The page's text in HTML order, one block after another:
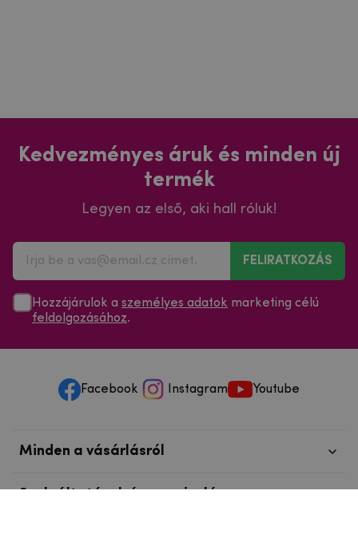
Kedvezményes áruk és minden új
termék
Legyen az első, aki hall róluk!
FELIRATKOZÁS
Hozzájárulok a személyes adatok marketing célú
feldolgozásához.
Facebook Instagram Youtube
Minden a vásárlásról